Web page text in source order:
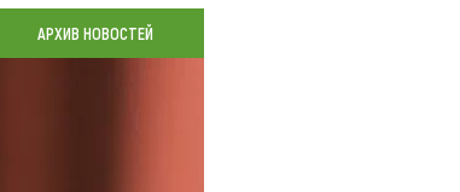
Коллекция впечатлений
АРХИВ НОВОСТЕЙ